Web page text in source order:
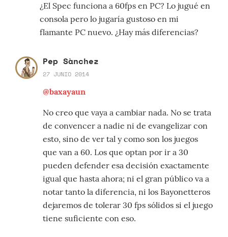
¿El Spec funciona a 60fps en PC? Lo jugué en
consola pero lo jugaría gustoso en mi
flamante PC nuevo. ¿Hay más diferencias?
Pep Sànchez
27 JUNIO 2014
@baxayaun
No creo que vaya a cambiar nada. No se trata
de convencer a nadie ni de evangelizar con
esto, sino de ver tal y como son los juegos
que van a 60. Los que optan por ir a 30
pueden defender esa decisión exactamente
igual que hasta ahora; ni el gran público va a
notar tanto la diferencia, ni los Bayonetteros
dejaremos de tolerar 30 fps sólidos si el juego
tiene suficiente con eso.